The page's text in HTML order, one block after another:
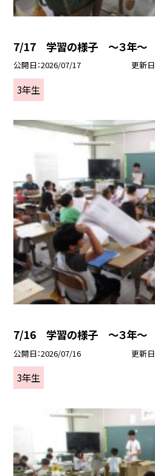
7/17 学習の様子 ～３年～
公開日 2026/07/17 更新日
3年生
7/16 学習の様子 ～３年～
公開日 2026/07/16 更新日
3年生